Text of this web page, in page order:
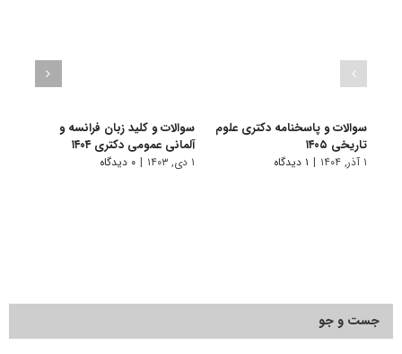
سوالات و پاسخنامه دکتری علوم
تاریخی ۱۴۰۵
۱ آذر, ۱۴۰۴ | ۱ دیدگاه
سوالات و کلید زبان فرانسه و
آلمانی عمومی دکتری ۱۴۰۴
۱ دی, ۱۴۰۳ | ۰ دیدگاه
جست و جو